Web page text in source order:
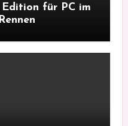
Edition für PC im